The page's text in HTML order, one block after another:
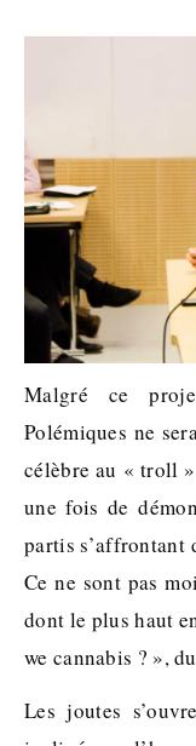
Malgré ce
Polémiques ne
célèbre au « troll
une fois de
partis s’affrontant
Ce ne sont pas
dont le plus haut
we cannabis ? »,
Les joutes